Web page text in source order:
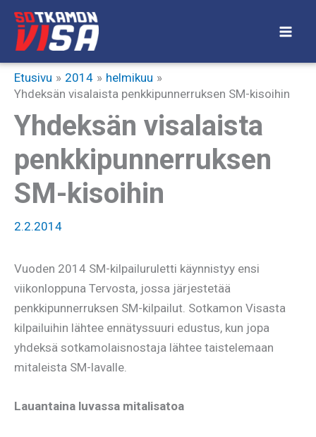
Siirry
sisältöön
Etusivu 2014
helmikuu
Yhdeksän visalaista penkkipunnerruksen SM-kisoihin
Yhdeksän visalaista
penkkipunnerruksen
SM-kisoihin
2.2.2014
Vuoden 2014 SM-kilpailuruletti käynnistyy ensi
viikonloppuna Tervosta, jossa järjestetää
penkkipunnerruksen SM-kilpailut. Sotkamon Visasta
kilpailuihin lähtee ennätyssuuri edustus, kun jopa
yhdeksä sotkamolaisnostaja lähtee taistelemaan
mitaleista SM-lavalle.
Lauantaina luvassa mitalisatoa